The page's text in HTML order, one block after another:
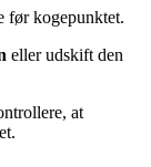
før kogepunktet.
eller udskift den
at